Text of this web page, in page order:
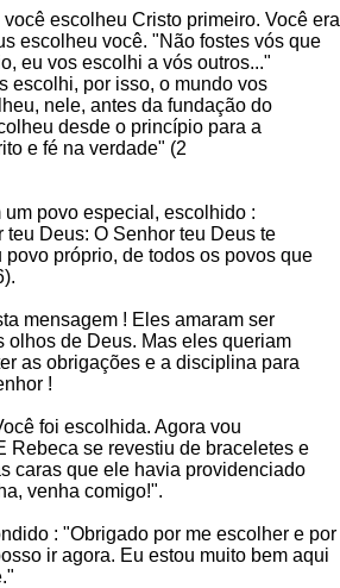
escolheu Cristo primeiro. Você era
escolheu você. "Não fostes vós que
eu vos escolhi a vós outros..."
escolhi, por isso, o mundo vos
nele, antes da fundação do
desde o princípio para a
e fé na verdade" (2
povo especial, escolhido :
Deus: O Senhor teu Deus te
próprio, de todos os povos que
mensagem ! Eles amaram ser
de Deus. Mas eles queriam
as obrigações e a disciplina para
!
foi escolhida. Agora vou
Rebeca se revestiu de braceletes e
caras que ele havia providenciado
venha comigo!".
: "Obrigado por me escolher e por
ir agora. Eu estou muito bem aqui